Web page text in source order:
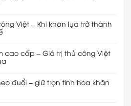
Việt – Khi khăn lụa trở thành
cao cấp – Giá trị thủ công Việt
đuổi – giữ trọn tinh hoa khăn